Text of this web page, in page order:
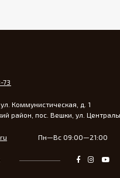
73
Коммунистическая, д. 1
район, пос. Вешки, ул.
Пн—Вс 09:00—21:00